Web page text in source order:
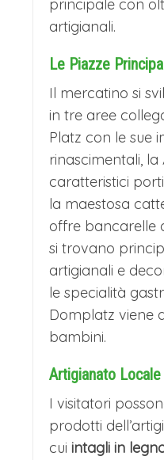
principale con
artigianali.
Le Piazze
Il mercatino si
in tre aree
Platz con le sue
rinascimentali,
caratteristici
la maestosa
offre bancarelle
si trovano
artigianali e
le specialità
Domplatz viene
bambini.
Artigianato
I visitatori
prodotti
cui intagli in